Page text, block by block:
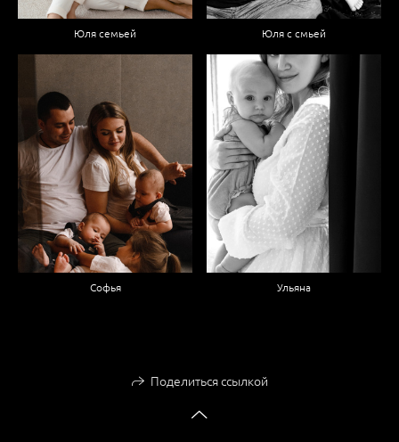
Юля семьей Юля с смьей
Софья Ульяна
Поделиться ссылкой